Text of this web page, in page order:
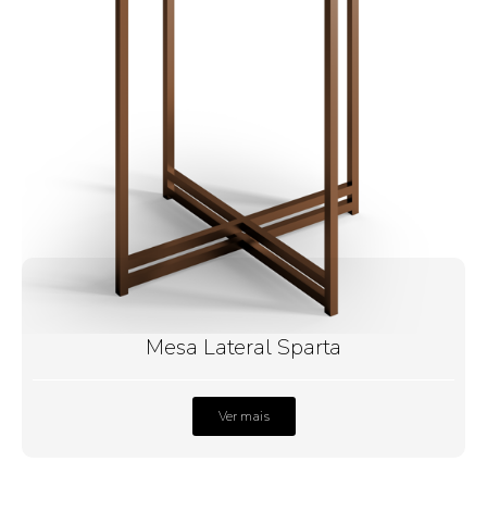
Mesa Lateral Sparta
Ver mais